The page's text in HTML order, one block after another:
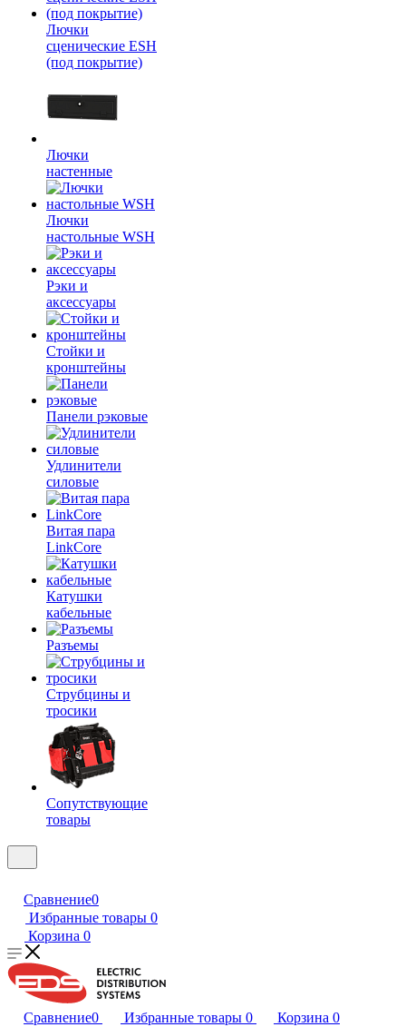
Лючки
сценические ESH
(под покрытие)
Лючки
настенные
Лючки
настольные WSH
Рэки и
аксессуары
Стойки и
кронштейны
Панели рэковые
Удлинители
силовые
Витая пара
LinkCore
Катушки
кабельные
Разъемы
Струбцины и
тросики
Сопутствующие
товары
Сравнение0
Избранные товары 0
Корзина 0
Сравнение0 Избранные товары 0 Корзина 0